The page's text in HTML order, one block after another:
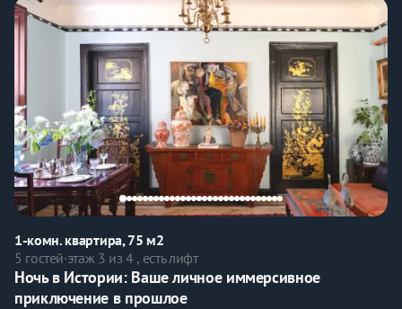
1-комн. квартира, 75 м2
5 гостей·этаж 3 из 4 , есть лифт
Ночь в Истории: Ваше личное иммерсивное
приключение в прошлое